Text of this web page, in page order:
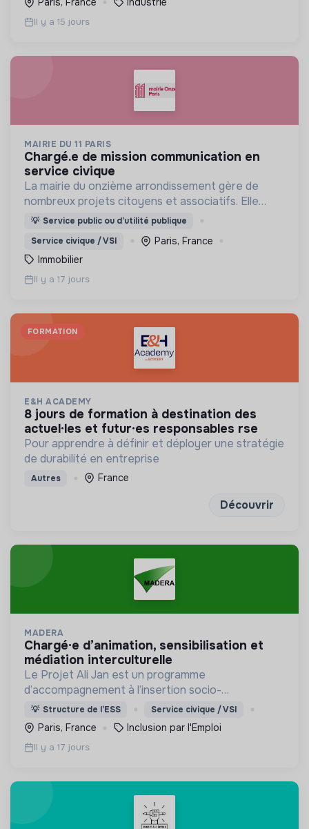
Il y a 15 jours
MAIRIE DU 11 PARIS
chargé.e de mission communication en
service civique
La mairie du onzième arrondissement gère de
nombreux projets citoyens et associatifs. Elle
gère également plusieurs équipements
💡 Service public ou d’utilité publique
Service civique / VSI
Paris, France
Immobilier
Il y a 17 jours
FORMATION
E&H ACADEMY
8 jours de formation à destination des
actuel·les et futur·es responsables rse
Pour apprendre à définir et déployer une stratégie
de durabilité en entreprise
Autres France
Découvrir
MADERA
chargé·e d’animation, sensibilisation et
médiation interculturelle
Le Projet Ali Jan est un programme
d’accompagnement à l’insertion socio-
professionnelle des personnes bénéficiaires de la
protection internationale (BPI) dans les territoires
ruraux et périurbains.
💡 Structure de l’ESS Service civique / VSI
Paris, France Inclusion par l'Emploi
Il y a 17 jours